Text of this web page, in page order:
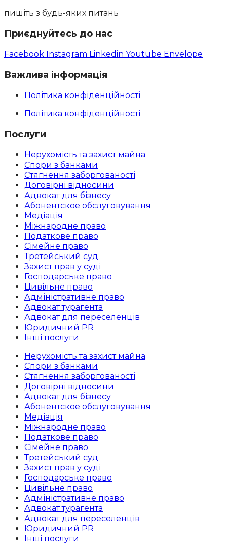
пишіть з будь-яких питань
Приєднуйтесь до нас
Facebook Instagram Linkedin Youtube Envelope
Важлива інформація
Політика конфіденційності
Політика конфіденційності
Послуги
Нерухомість та захист майна
Спори з банками
Стягнення заборгованості
Договірні відносини
Адвокат для бізнесу
Абoнентское обслуговування
Медіація
Міжнародне право
Податкове право
Сімейне право
Третейський суд
Захист прав у суді
Господарське право
Цивільне право
Адміністративне право
Адвокат турагента
Адвокат для переселенців
Юридичний PR
Інші послуги
Нерухомість та захист майна
Спори з банками
Стягнення заборгованості
Договірні відносини
Адвокат для бізнесу
Абoнентское обслуговування
Медіація
Міжнародне право
Податкове право
Сімейне право
Третейський суд
Захист прав у суді
Господарське право
Цивільне право
Адміністративне право
Адвокат турагента
Адвокат для переселенців
Юридичний PR
Інші послуги